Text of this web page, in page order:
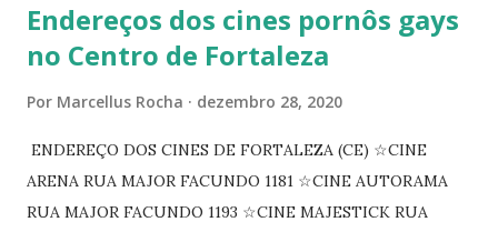
Endereços dos cines pornôs gays
no Centro de Fortaleza
Por Marcellus Rocha dezembro 28, 2020
ENDEREÇO DOS CINES DE FORTALEZA (CE) ☆CINE
ARENA RUA MAJOR FACUNDO 1181 ☆CINE AUTORAMA
RUA MAJOR FACUNDO 1193 ☆CINE MAJESTICK RUA